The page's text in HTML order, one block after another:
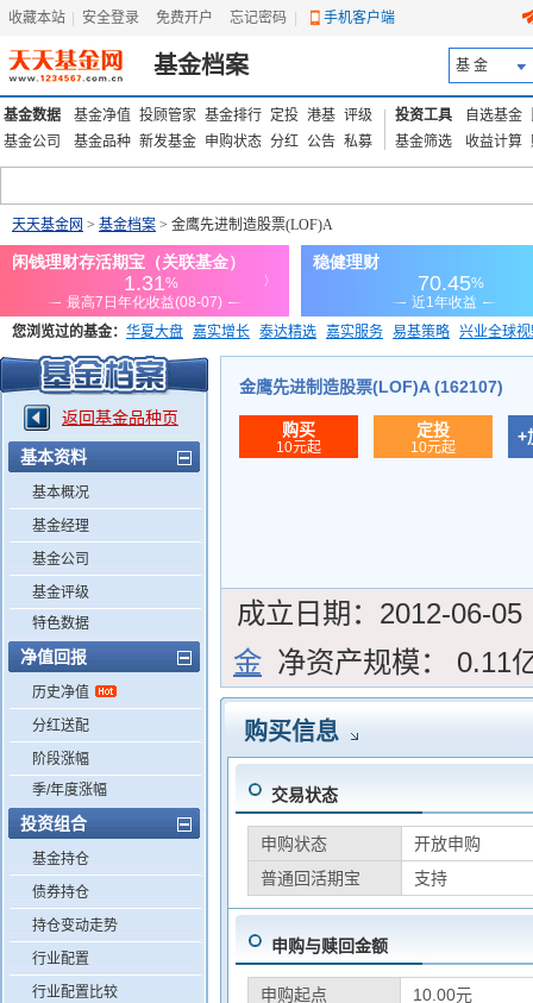
收藏本站 安全登录 免费开户 忘记密码 手机客户端
基金档案 基 金
基金数据 基金净值 投顾管家 基金排行 定投 港基 评级
基金公司
基金品种 新发基金 申购状态 分红 公告 私募
投资工具 自选基金
基金筛选
收益计算
天天基金网 > 基金档案 > 金鹰先进制造股票(LOF)A
您浏览过的基金： 华夏大盘 嘉实增长 泰达精选 嘉实服务 易基策略 兴业全球
添富优势 华安宏利 上证180价值ETF
返回基金品种页
基本资料
基本概况
基金经理
基金公司
基金评级
特色数据
净值回报
历史净值
分红送配
阶段涨幅
季/年度涨幅
投资组合
基金持仓
债券持仓
持仓变动走势
行业配置
行业配置比较
金鹰先进制造股票(LOF)A (162107)
购买
10元起
定投
10元起
+
成立日期： 2012-06-05
金 净资产规模： 0.11
购买信息
交易状态
申购状态
开放申购
普通回活期宝
支持
申购与赎回金额
申购起点
10.00元